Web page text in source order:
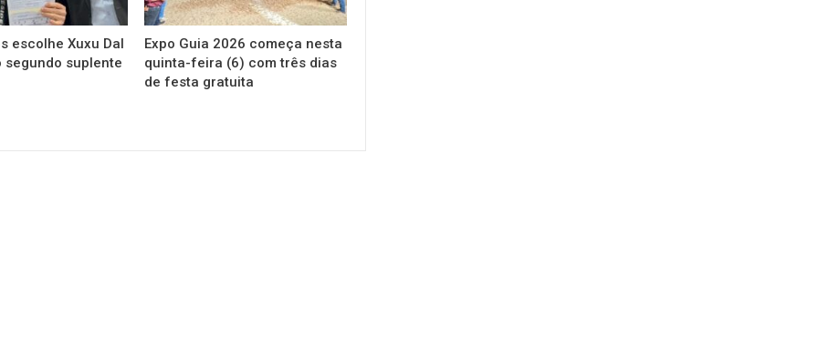
escolhe Xuxu Dal
segundo suplente
Expo Guia 2026 começa nesta
quinta-feira (6) com três dias
de festa gratuita